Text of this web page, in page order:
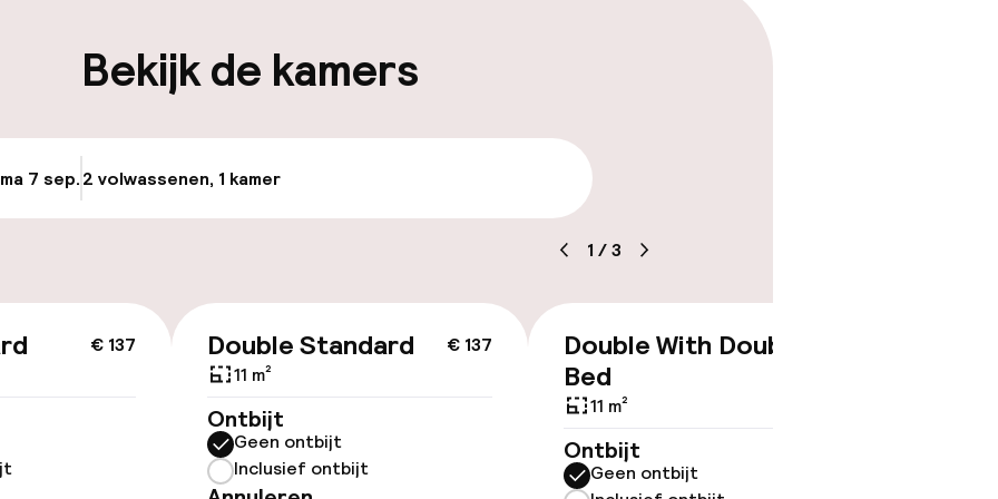
op eigen
Bekijk de kamers
7 sep.2 volwassenen, 1 kamer
1 /3
€ 137 € 137
Double Standard
11 m²
Ontbijt
Geen ontbijt
Inclusief ontbijt
Double With Double
Bed
11 m²
Ontbijt
Geen ontbijt